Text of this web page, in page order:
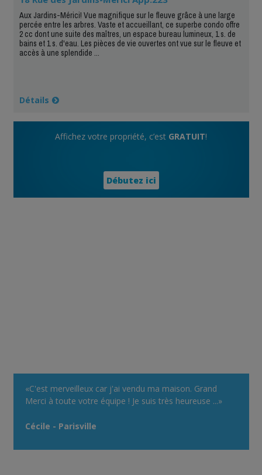
Aux Jardins-Mérici! Vue magnifique sur le fleuve grâce à une large
percée entre les arbres. Vaste et accueillant, ce superbe condo offre
2 cc dont une suite des maîtres, un espace bureau lumineux, 1 s. de
bains et 1 s. d'eau. Les pièces de vie ouvertes ont vue sur le fleuve et
accès à une splendide ...
Détails
Affichez votre propriété, c’est GRATUIT!
Débutez ici
«C'est merveilleux car j'ai vendu ma maison. Grand
Merci à toute votre équipe ! Je suis très heureuse ...»
Cécile - Parisville